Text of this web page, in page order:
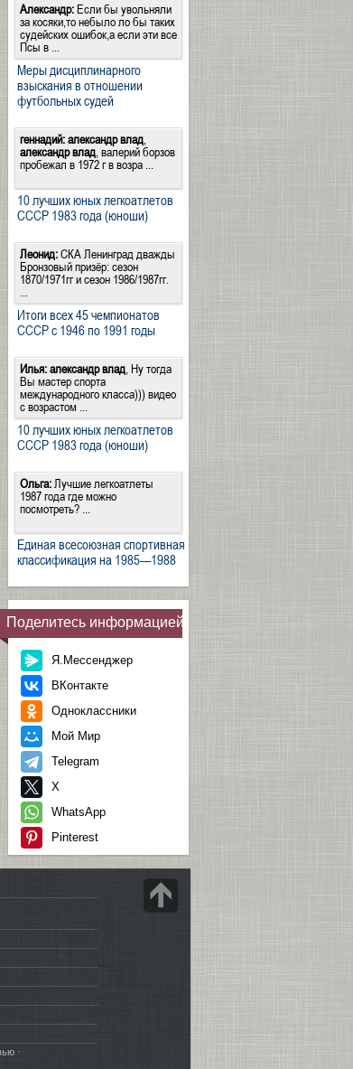
Александр: Если бы увольняли
за косяки,то небыло ло бы таких
судейских ошибок,а если эти все
Псы в ...
Меры дисциплинарного
взыскания в отношении
футбольных судей
геннадий:александр влад
александр влад , валерий борзов
пробежал в 1972 г в возра ...
10 лучших юных легкоатлетов
СССР 1983 года (юноши)
Леонид:СКА Ленинград дважды
Бронзовый призёр: сезон
1870/1971гг и сезон 1986/1987гг.
Итоги всех 45 чемпионатов
СССР с 1946 по 1991 годы
Илья:александр влад , Ну тогда
Вы мастер спорта
международного класса))) видео
с возрастом ...
10 лучших юных легкоатлетов
СССР 1983 года (юноши)
Ольга: Лучшие легкоатлеты
1987 года где можно
посмотреть? ...
Единая всесоюзная спортивная
классификация на 1985—1988
Поделитесь информацией
Я.Мессенджер
ВКонтакте
Одноклассники
Мой Мир
Telegram
X
WhatsApp
Pinterest
·